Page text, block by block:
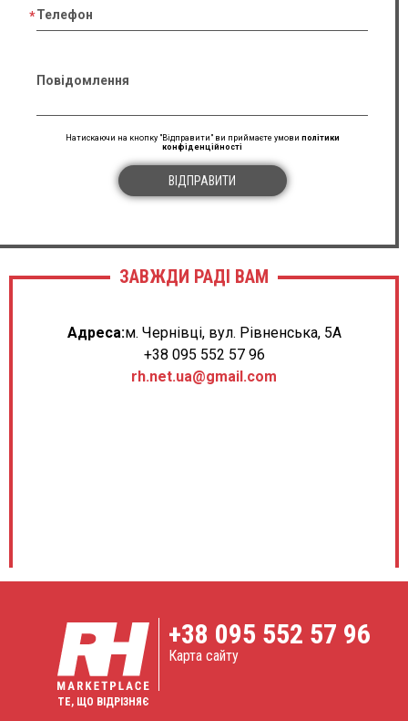
Телефон
Повідомлення
Натискаючи на кнопку "Відправити" ви приймаєте умови політики
конфіденційності
ВІДПРАВИТИ
ЗАВЖДИ РАДІ ВАМ
Адреса:м. Чернівці, вул. Рівненська, 5А
+38 095 552 57 96
rh.net.ua@gmail.com
ТЕ, ЩО ВІДРІЗНЯЄ
+38 095 552 57 96
Карта сайту